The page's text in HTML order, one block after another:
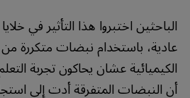
الباحثين اختبروا هذا التأثير في
عادية، باستخدام نبضات متكررة من
الكيميائية عشان يحاكون تجربة
أن النبضات المتفرقة أدت إلى